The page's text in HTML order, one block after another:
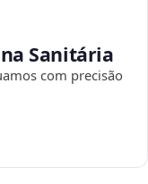
Sanitária
com precisão